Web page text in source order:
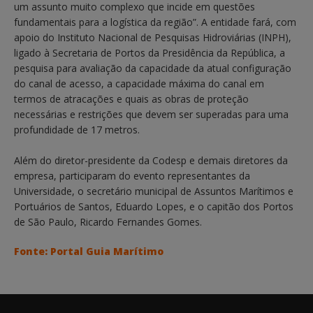
um assunto muito complexo que incide em questões
fundamentais para a logística da região”. A entidade fará, com
apoio do Instituto Nacional de Pesquisas Hidroviárias (INPH),
ligado à Secretaria de Portos da Presidência da República, a
pesquisa para avaliação da capacidade da atual configuração
do canal de acesso, a capacidade máxima do canal em
termos de atracações e quais as obras de proteção
necessárias e restrições que devem ser superadas para uma
profundidade de 17 metros.
Além do diretor-presidente da Codesp e demais diretores da
empresa, participaram do evento representantes da
Universidade, o secretário municipal de Assuntos Marítimos e
Portuários de Santos, Eduardo Lopes, e o capitão dos Portos
de São Paulo, Ricardo Fernandes Gomes.
Fonte: Portal Guia Marítimo